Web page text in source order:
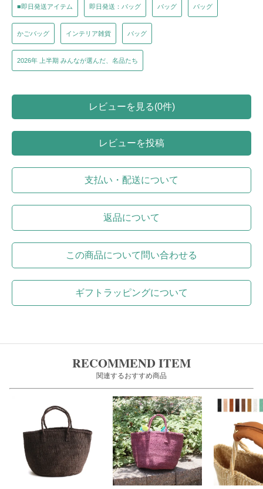
■即日発送アイテム 即日発送：バッグ バッグ バッグ
かごバッグ インテリア雑貨 バッグ
2026年 上半期 みんなが選んだ、名品たち
レビューを見る(0件)
レビューを投稿
支払い・配送について
返品について
この商品について問い合わせる
ギフトラッピングについて
RECOMMEND ITEM
関連するおすすめ商品